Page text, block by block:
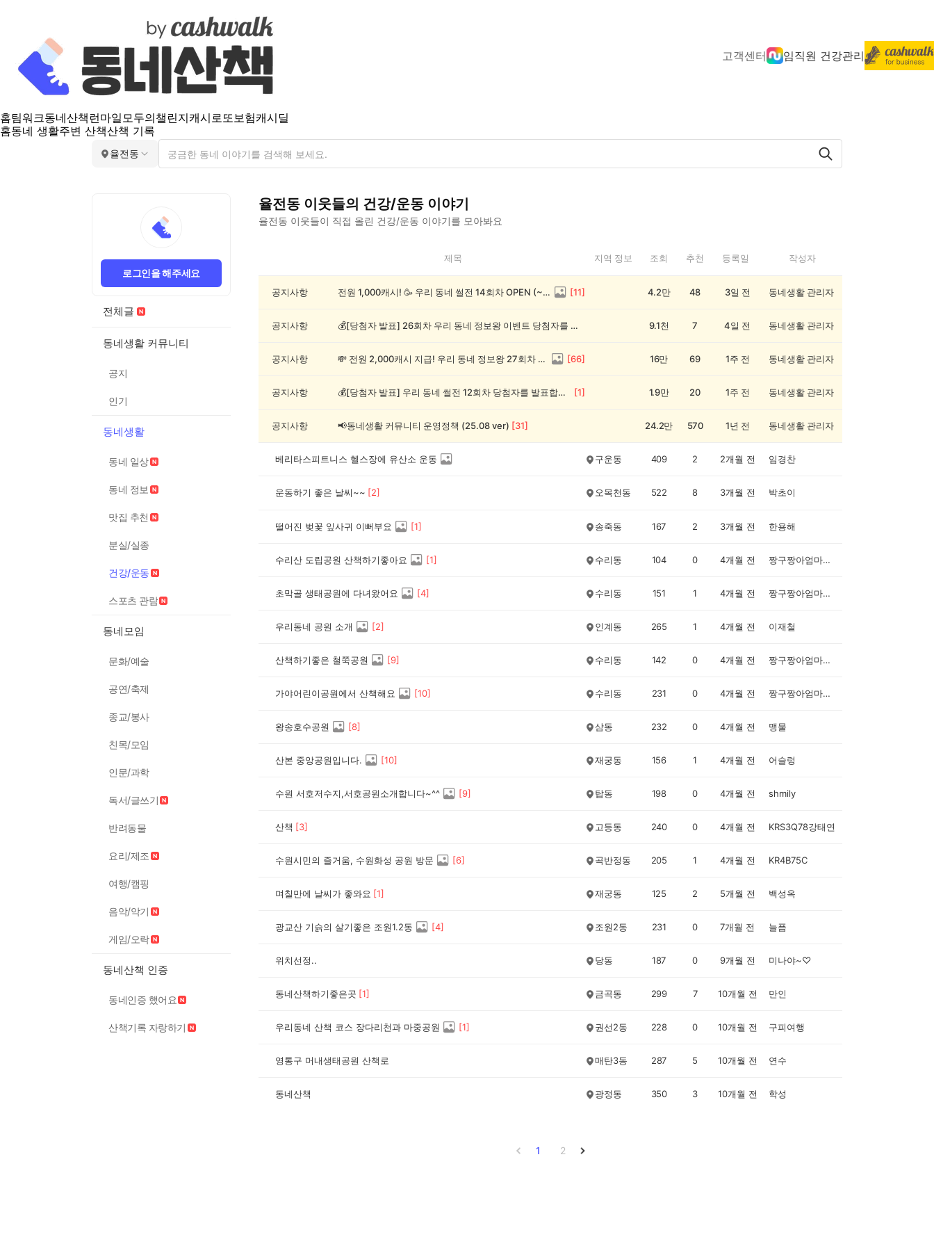
고객센터 임직원 건강관리
홈팀워크동네산책 런마일모두의챌린지캐시로또보험캐시딜
홈동네 생활주변 산책산책 기록
율전동
로그인을 해주세요
전체글
동네생활 커뮤니티
공지
인기
동네생활
동네 일상
동네 정보
맛집 추천
분실/실종
건강/운동
스포츠 관람
동네모임
문화/예술
공연/축제
종교/봉사
친목/모임
인문/과학
독서/글쓰기
반려동물
요리/제조
여행/캠핑
음악/악기
게임/오락
동네산책 인증
동네인증 했어요
산책기록 자랑하기
율전동 이웃들의 건강/운동 이야기
율전동 이웃들이 직접 올린 건강/운동 이야기를 모아봐요
동
제목 지역 정보 조회 추천 등록일 작성자
공지사항 전원 1,000캐시! 🥳 우리 동네 썰전 14회차 OPEN (~8/17) [11] 4.2만 48 3일 전 동네생활 관리자
공지사항 💰[당첨자 발표] 26회차 우리 동네 정보왕 이벤트 당첨자를 발표합니다! 9.1천 7 4일 전 동네생활 관리자
공지사항 💸 전원 2,000캐시 지급! 우리 동네 정보왕 27회차 (~8/10) [66] 16만 69 1주 전 동네생활 관리자
공지사항 💰[당첨자 발표] 우리 동네 썰전 12회차 당첨자를 발표합니다! [1] 1.9만 20 1주 전 동네생활 관리자
공지사항 📢동네생활 커뮤니티 운영정책 (25.08 ver) [31] 24.2만 570 1년 전 동네생활 관리자
베리타스피트니스 헬스장에 유산소 운동 구운동 409 2 2개월 전 임경찬
운동하기 좋은 날씨~~ [2] 오목천동 522 8 3개월 전 박초이
떨어진 벚꽃 잎사귀 이뻐부요 [1] 송죽동 167 2 3개월 전 한용해
수리산 도립공원 산책하기좋아요 [1] 수리동 104 0 4개월 전 짱구짱아엄마입니다
초막골 생태공원에 다녀왔어요 [4] 수리동 151 1 4개월 전 짱구짱아엄마입니다
우리동네 공원 소개 [2] 인계동 265 1 4개월 전 이재철
산책하기좋은 철쭉공원 [9] 수리동 142 0 4개월 전 짱구짱아엄마입니다
가야어린이공원에서 산책해요 [10] 수리동 231 0 4개월 전 짱구짱아엄마입니다
왕송호수공원 [8] 삼동 232 0 4개월 전 맹물
산본 중앙공원입니다. [10] 재궁동 156 1 4개월 전 어슬렁
수원 서호저수지,서호공원소개합니다~^^ [9] 탑동 198 0 4개월 전 shmily
산책 [3] 고등동 240 0 4개월 전 KRS3Q78강태연
수원시민의 즐거움, 수원화성 공원 방문 [6] 곡반정동 205 1 4개월 전 KR4B75C
며칠만에 날씨가 좋와요 [1] 재궁동 125 2 5개월 전 백성옥
광교산 기슭의 살기좋은 조원1.2동 [4] 조원2동 231 0 7개월 전 늘픔
위치선정.. 당동 187 0 9개월 전 미나야~♡
동네산책하기좋은곳 [1] 금곡동 299 7 10개월 전 만인
우리동네 산책 코스 장다리천과 마중공원 [1] 권선2동 228 0 10개월 전 구피여행
영통구 머내생태공원 산책로 매탄3동 287 5 10개월 전 연수
동네산책 광정동 350 3 10개월 전 학성
1 2